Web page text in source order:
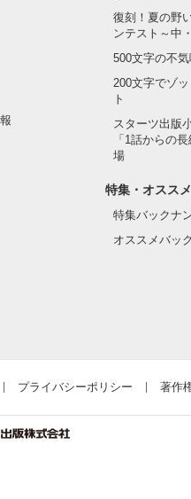
復刻！夏の野
ンテスト～中
500文字の不気
200文字でゾ
ト
スターツ出版
「1話からの
場
特集・オススメ
特集バックナ
オススメバッ
プライバシーポリシー 著作